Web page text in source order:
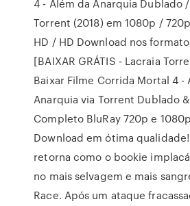
4 - Além da Anarquia Dublado
Torrent (2018) em 1080p /
HD / HD Download nos
[BAIXAR GRÁTIS - Lacraia
Baixar Filme Corrida Mortal 4 -
Anarquia via Torrent Dublado
Completo BluRay 720p e
Download em ótima
retorna como o bookie
no mais selvagem e mais
Race. Após um ataque